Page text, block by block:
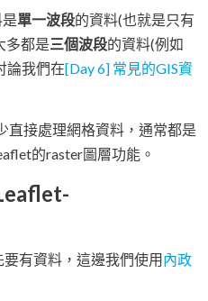
單一波段的資料(也就是只有
多都是三個波段的資料(例如
論我們在[Day 6] 常見的GIS資
直接處理網格資料，通常都是
的raster圖層功能。
有資料，這邊我們使用 內政